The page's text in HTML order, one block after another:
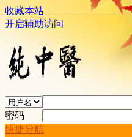
收藏本站
开启辅助访问
密码
快捷导航